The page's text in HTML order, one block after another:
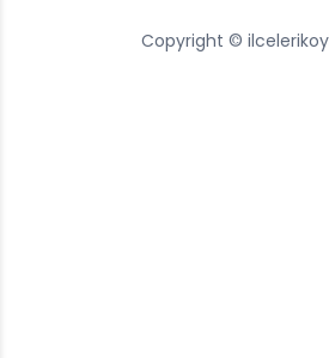
Copyright ©